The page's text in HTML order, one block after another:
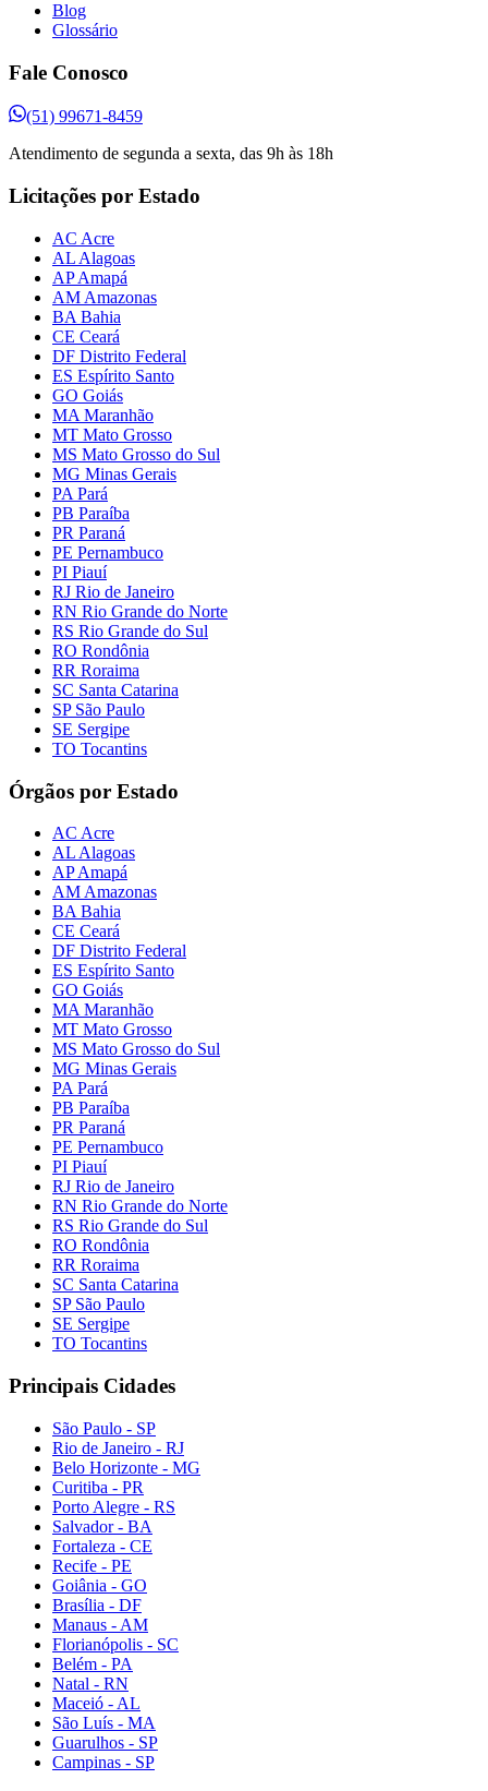
Blog
Glossário
Fale Conosco
(51) 99671-8459
Atendimento de segunda a sexta, das 9h às 18h
Licitações por Estado
AC Acre
AL Alagoas
AP Amapá
AM Amazonas
BA Bahia
CE Ceará
DF Distrito Federal
ES Espírito Santo
GO Goiás
MA Maranhão
MT Mato Grosso
MS Mato Grosso do Sul
MG Minas Gerais
PA Pará
PB Paraíba
PR Paraná
PE Pernambuco
PI Piauí
RJ Rio de Janeiro
RN Rio Grande do Norte
RS Rio Grande do Sul
RO Rondônia
RR Roraima
SC Santa Catarina
SP São Paulo
SE Sergipe
TO Tocantins
Órgãos por Estado
AC Acre
AL Alagoas
AP Amapá
AM Amazonas
BA Bahia
CE Ceará
DF Distrito Federal
ES Espírito Santo
GO Goiás
MA Maranhão
MT Mato Grosso
MS Mato Grosso do Sul
MG Minas Gerais
PA Pará
PB Paraíba
PR Paraná
PE Pernambuco
PI Piauí
RJ Rio de Janeiro
RN Rio Grande do Norte
RS Rio Grande do Sul
RO Rondônia
RR Roraima
SC Santa Catarina
SP São Paulo
SE Sergipe
TO Tocantins
Principais Cidades
São Paulo - SP
Rio de Janeiro - RJ
Belo Horizonte - MG
Curitiba - PR
Porto Alegre - RS
Salvador - BA
Fortaleza - CE
Recife - PE
Goiânia - GO
Brasília - DF
Manaus - AM
Florianópolis - SC
Belém - PA
Natal - RN
Maceió - AL
São Luís - MA
Guarulhos - SP
Campinas - SP